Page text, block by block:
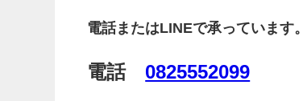
電話またはLINEで承っています。
電話 0825552099